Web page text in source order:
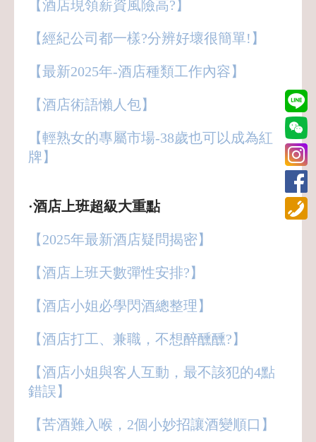
【酒店現領薪資風險高?】
【經紀公司都一樣?分辨好壞很簡單!】
【最新2025年-酒店種類工作內容】
【酒店術語懶人包】
【輕熟女的專屬市場-38歲也可以成為紅
牌】
·酒店上班超級大重點
【2025年最新酒店疑問揭密】
【酒店上班天數彈性安排?】
【酒店小姐必學閃酒總整理】
【酒店打工、兼職，不想醉醺醺?】
【酒店小姐與客人互動，最不該犯的4點
錯誤】
【苦酒難入喉，2個小妙招讓酒變順口】